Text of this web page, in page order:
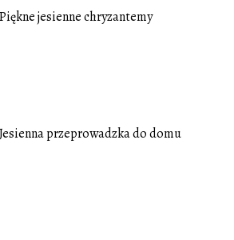
Piękne jesienne chryzantemy
Jesienna przeprowadzka do domu